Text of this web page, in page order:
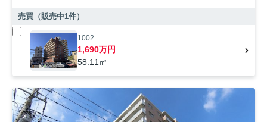
売買（販売中1件）
1002
1,690万円
58.11㎡